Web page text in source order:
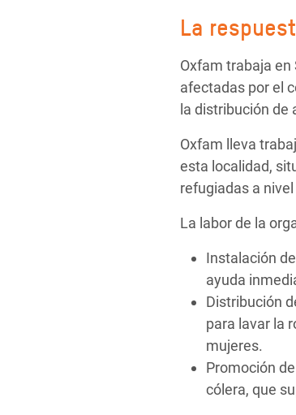
La
Oxfam trabaja
afectadas por el
la distribución
Oxfam lleva
esta localidad,
refugiadas a
La labor de la
Instalación
ayuda
Distribución
para lavar la
mujeres.
Promoción
cólera, que